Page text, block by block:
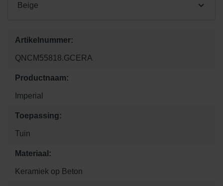
Beige
Artikelnummer:
QNCM55818.GCERA
Productnaam:
Imperial
Toepassing:
Tuin
Materiaal:
Keramiek op Beton